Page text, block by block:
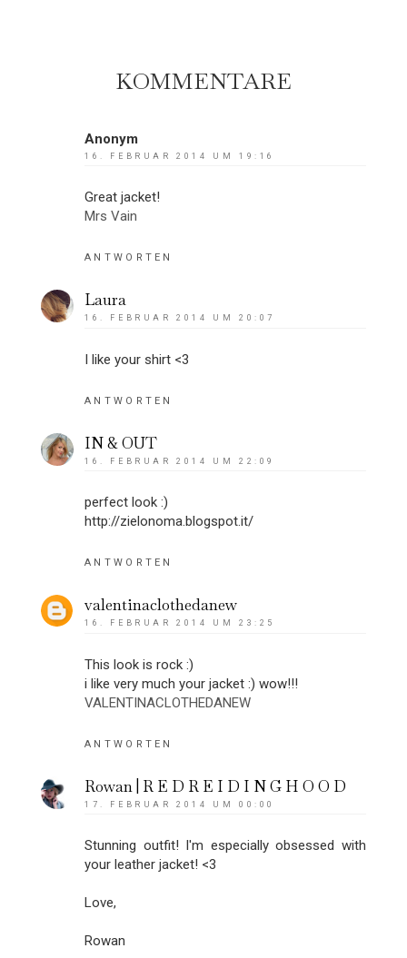
KOMMENTARE
Anonym
16. FEBRUAR 2014 UM 19:16
Great jacket!
Mrs Vain
ANTWORTEN
Laura
16. FEBRUAR 2014 UM 20:07
I like your shirt <3
ANTWORTEN
IN & OUT
16. FEBRUAR 2014 UM 22:09
perfect look :)
http://zielonoma.blogspot.it/
ANTWORTEN
valentinaclothedanew
16. FEBRUAR 2014 UM 23:25
This look is rock :)
i like very much your jacket :) wow!!!
VALENTINACLOTHEDANEW
ANTWORTEN
Rowan | R E D R E I D I N G H O O D
17. FEBRUAR 2014 UM 00:00
Stunning outfit! I'm especially obsessed with
your leather jacket! <3
Love,
Rowan